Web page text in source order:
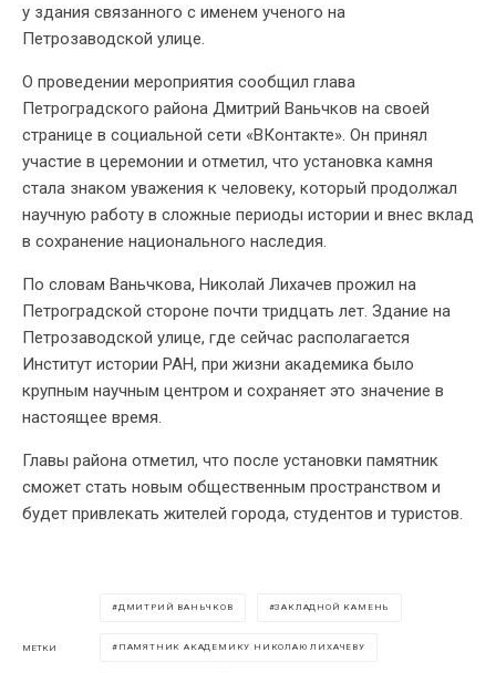
у здания связанного с именем ученого на
Петрозаводской улице.
О проведении мероприятия сообщил глава
Петроградского района Дмитрий Ваньчков на своей
странице в социальной сети «ВКонтакте». Он принял
участие в церемонии и отметил, что установка камня
стала знаком уважения к человеку, который продолжал
научную работу в сложные периоды истории и внес вклад
в сохранение национального наследия.
По словам Ваньчкова, Николай Лихачев прожил на
Петроградской стороне почти тридцать лет. Здание на
Петрозаводской улице, где сейчас располагается
Институт истории РАН, при жизни академика было
крупным научным центром и сохраняет это значение в
настоящее время.
Главы района отметил, что после установки памятник
сможет стать новым общественным пространством и
будет привлекать жителей города, студентов и туристов.
МЕТКИ
ДМИТРИЙ ВАНЬЧКОВ ЗАКЛАДНОЙ КАМЕНЬ
ПАМЯТНИК АКАДЕМИКУ НИКОЛАЮ ЛИХАЧЕВУ